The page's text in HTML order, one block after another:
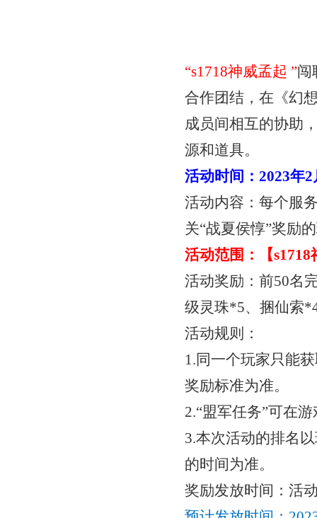
“s1718神威孟起”闯
合作团结，在《幻
成员间相互的协助
源和道具。
活动时间：2023年
活动内容：每个服
关“战夏侯惇”奖励
活动范围：【
活动奖励：前50名
级灵珠*5、捆仙索
活动规则：
1.同一个玩家只能
奖励标准为准。
2.“盟军任务”可在
3.本次活动的排名
的时间为准。
奖励发放时间：活